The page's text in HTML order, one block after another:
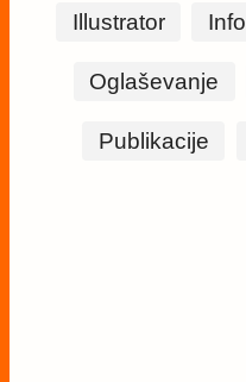
Illustrator
Oglaševanje
Publikacije